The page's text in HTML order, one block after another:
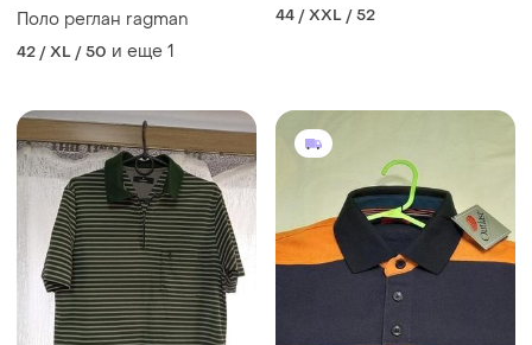
Поло реглан ragman
42 / XL / 50 и еще 1
44 / XXL / 52